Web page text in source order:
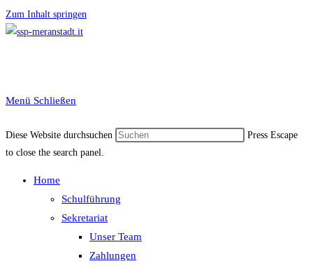
Zum Inhalt springen
Menü Schließen
Diese Website durchsuchen
Press Escape
to close the search panel.
Home
Schulführung
Sekretariat
Unser Team
Zahlungen